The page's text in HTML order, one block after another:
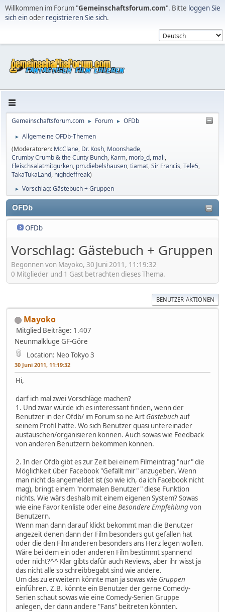
Willkommen im Forum "Gemeinschaftsforum.com". Bitte loggen Sie
sich einoder registrieren Sie sich.
Gemeinschaftsforum.com ► Forum ► OFDb
►
Allgemeine OFDb-Themen
(Moderatoren: McClane, Dr. Kosh, Moonshade,
Crumby Crumb & the Cunty Bunch, Karm, morb_d, mali,
Fleischsalatmitgurken, pm.diebelshausen,tiamat,Sir Francis,Tele5,
TakaTukaLand, highdeffreak)
► Vorschlag: Gästebuch + Gruppen
OFDb
OFDb
Vorschlag: Gästebuch + Gruppen
Begonnen von Mayoko, 30 Juni 2011, 11:19:32
0 Mitglieder und 1 Gast betrachten dieses Thema.
BENUTZER-AKTIONEN
Mayoko
Mitglied Beiträge: 1.407
Neunmalkluge GF-Göre
Location: Neo Tokyo 3
30 Juni 2011, 11:19:32
Hi,
darf ich mal zwei Vorschläge machen?
1. Und zwar würde ich es interessant finden, wenn der
Benutzer in der Ofdb/ im Forum so ne Art Gästebuch auf
seinem Profil hätte. Wo sich Benutzer quasi untereinader
austauschen/organisieren können. Auch sowas wie Feedback
von anderen Benutzern bekommen können.
2. In der Ofdb gibt es zur Zeit bei einem Filmeintrag "nur" die
Möglichkeit über Facebook "Gefällt mir" anzugeben. Wenn
man nicht da angemeldet ist (so wie ich, da ich Facebook nicht
mag), bringt einem "normalen Benutzer" diese Funktion
nichts. Wie wärs deshalb mit einem eigenen System? Sowas
wie eine Favoritenliste oder eine Besondere Empfehlungvon
Benutzern.
Wenn man dann darauf klickt bekommt man die Benutzer
angezeit denen dann der Film besonders gut gefallen hat
oder die den Film anderen besonders ans Herz legen wollen.
Wäre bei dem ein oder anderen Film bestimmt spannend
oder nicht?^^ Klar gibts dafür auch Reviews, aber ihr wisst ja
das nicht alle so schreibbegabt sind wie andere.
Um das zu erweitern könnte man ja sowas wie Gruppen
einführen. Z.B. könnte ein Benutzer der gerne Comedy-
Serien schaut sowas wie eine Comedy-Serien Gruppe
anlegen, der dann andere "Fans" beitreten könnten.